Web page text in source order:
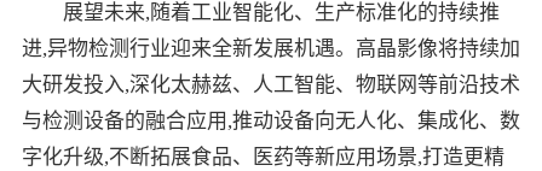
展望未来,随着工业智能化、生产标准化的持续推
进,异物检测行业迎来全新发展机遇。高晶影像将持续加
大研发投入,深化太赫兹、人工智能、物联网等前沿技术
与检测设备的融合应用,推动设备向无人化、集成化、数
字化升级,不断拓展食品、医药等新应用场景,打造更精